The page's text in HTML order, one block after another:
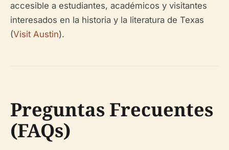
accesible a estudiantes, académicos y visitantes
interesados en la historia y la literatura de Texas
(Visit Austin).
Preguntas Frecuentes
(FAQs)